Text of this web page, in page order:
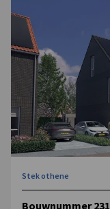
Stek othene
Bouwnummer 231